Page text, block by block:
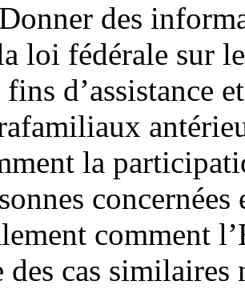
des
loi fédérale sur
fins d’assistance
la
comment
des cas similaires